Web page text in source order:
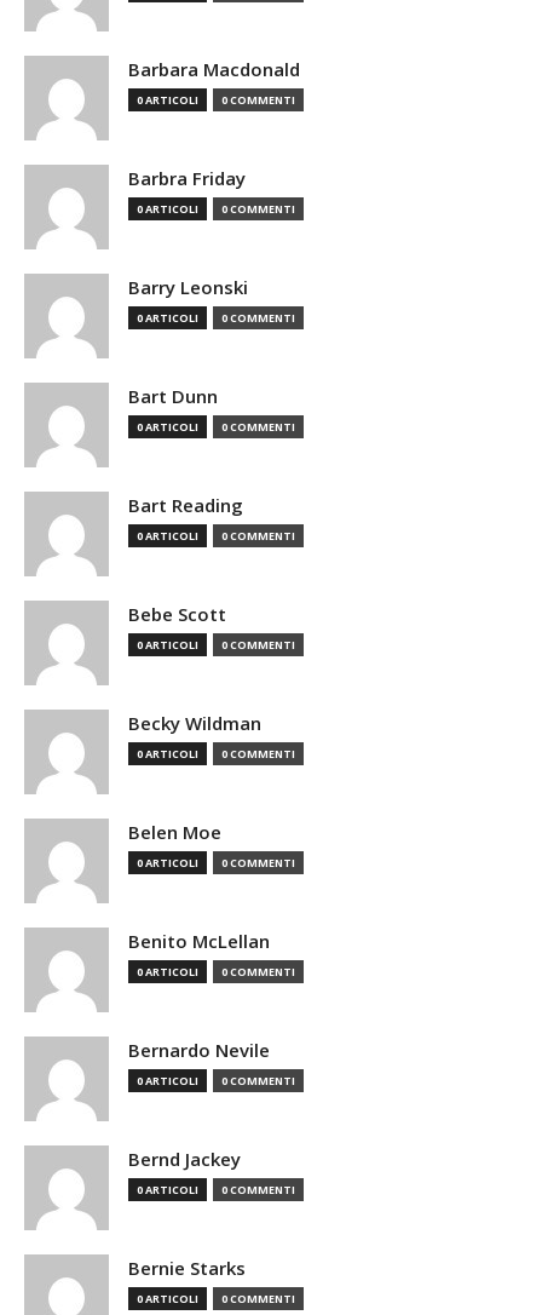
Barbara Macdonald
0 ARTICOLI 0 COMMENTI
Barbra Friday
0 ARTICOLI 0 COMMENTI
Barry Leonski
0 ARTICOLI 0 COMMENTI
Bart Dunn
0 ARTICOLI 0 COMMENTI
Bart Reading
0 ARTICOLI 0 COMMENTI
Bebe Scott
0 ARTICOLI 0 COMMENTI
Becky Wildman
0 ARTICOLI 0 COMMENTI
Belen Moe
0 ARTICOLI 0 COMMENTI
Benito McLellan
0 ARTICOLI 0 COMMENTI
Bernardo Nevile
0 ARTICOLI 0 COMMENTI
Bernd Jackey
0 ARTICOLI 0 COMMENTI
Bernie Starks
0 ARTICOLI 0 COMMENTI